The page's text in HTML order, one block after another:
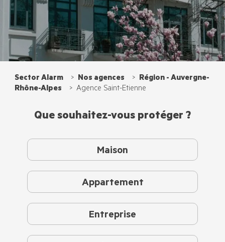
Sector Alarm Nos agences
Région - Auvergne-
Rhône-Alpes
Agence Saint-Etienne
Que souhaitez-vous protéger ?
Maison
Appartement
Entreprise